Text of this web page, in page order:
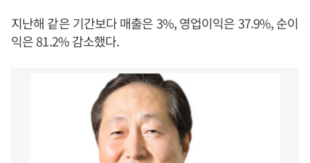
지난해 같은 기간보다 매출은 3%, 영업이익은 37.9%, 순이
익은 81.2% 감소했다.